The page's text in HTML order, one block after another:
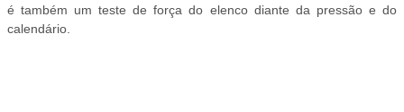
é também um teste de força do elenco diante da pressão e do
calendário.